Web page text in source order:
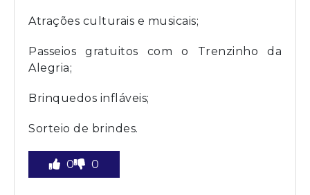
Atrações culturais e musicais;
Passeios gratuitos com o Trenzinho da
Alegria;
Brinquedos infláveis;
Sorteio de brindes.
0 0